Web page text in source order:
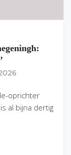
oprichter
al bijna dertig